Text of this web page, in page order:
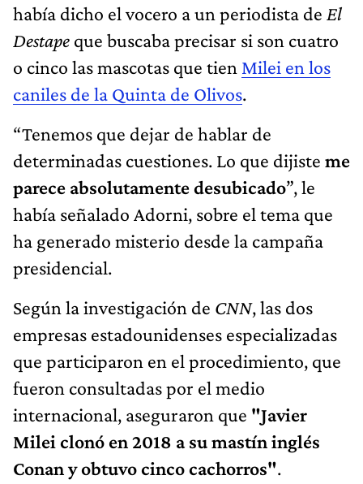
había dicho el vocero a un periodista de El
Destape que buscaba precisar si son cuatro
o cinco las mascotas que tien Milei en los
caniles de la Quinta de Olivos.
“Tenemos que dejar de hablar de
determinadas cuestiones. Lo que dijiste me
parece absolutamente desubicado”, le
había señalado Adorni, sobre el tema que
ha generado misterio desde la campaña
presidencial.
Según la investigación de CNN, las dos
empresas estadounidenses especializadas
que participaron en el procedimiento, que
fueron consultadas por el medio
internacional, aseguraron que "Javier
Milei clonó en 2018 a su mastín inglés
Conan y obtuvo cinco cachorros".